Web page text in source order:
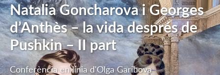
Natalia Goncharova i Georges
d’Anthès – la vida després de
Pushkin – II part
Conferència en línia d'Olga Garibova